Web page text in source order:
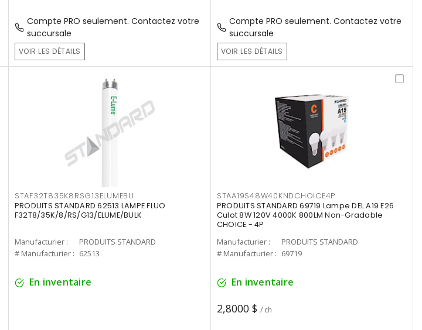
Compte PRO seulement. Contactez votre
succursale
VOIR LES DÉTAILS
Compte PRO seulement. Contactez votre
succursale
VOIR LES DÉTAILS
STAF32T835K8RSG13ELUMEBU
PRODUITS STANDARD 62513 LAMPE FLUO
F32T8/35K/8/RS/G13/ELUME/BULK
Manufacturier :
PRODUITS STANDARD
# Manufacturier : 62513
En inventaire
STAA19S48W40KNDCHOICE4P
PRODUITS STANDARD 69719 Lampe DEL A19 E26
Culot 8W 120V 4000K 800LM Non-Gradable
CHOICE - 4P
Manufacturier :
PRODUITS STANDARD
# Manufacturier : 69719
En inventaire
2,8000 $ / ch